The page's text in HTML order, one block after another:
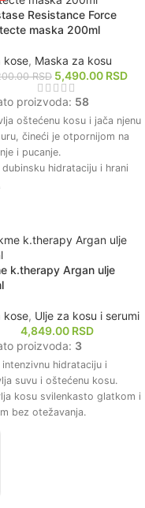
Resistance Force
maska 200ml
kose, Maska za kosu
RSD 5,490.00 RSD
proizvoda: 58
oštećenu kosu i jača njenu
čineći je otpornijom na
i pucanje.
dubinsku hidrataciju i hrani
ostavljajući je mekom,
koji cilja oslabljene
kose, pomažući u
i revitalizaciji.
od štetnih uticaja okoline
njen zdrav izgled.
za sve tipove kose,
za one sa oštećenjima
hemijskih tretmana ili
stresa.
k.therapy Argan ulje
kose, Ulje za kosu i serumi
4,849.00 RSD
proizvoda: 3
intenzivnu hidrataciju i
suvu i oštećenu kosu.
kosu svilenkasto glatkom i
bez otežavanja.
od štetnih uticaja okoline
raščešljavanje i smanjuje
arganovim uljem koje je